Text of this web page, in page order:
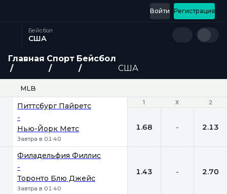
Регистрация
Войти
Бейсбол
США
Главная Спорт Бейсбол
США
MLB
1 Х 2
Питтсбург Пайретс
-
Нью-Йорк Метс
Завтра в 01:40
1 Х 2
1.68 - 2.13
Филадельфия Филлис
-
Торонто Блю Джейс
Завтра в 01:40
1.43 - 2.70